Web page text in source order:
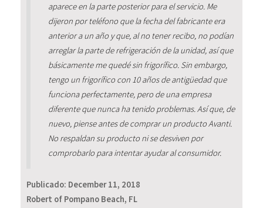
aparece en la parte posterior para el servicio. Me
dijeron por teléfono que la fecha del fabricante era
anterior a un año y que, al no tener recibo, no podían
arreglar la parte de refrigeración de la unidad, así que
básicamente me quedé sin frigorífico. Sin embargo,
tengo un frigorífico con 10 años de antigüedad que
funciona perfectamente, pero de una empresa
diferente que nunca ha tenido problemas. Así que, de
nuevo, piense antes de comprar un producto Avanti.
No respaldan su producto ni se desviven por
comprobarlo para intentar ayudar al consumidor.
Publicado: December 11, 2018
Robert of Pompano Beach, FL